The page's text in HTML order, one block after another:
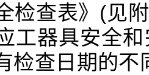
检查表》(见
工器具安全
检查日期的